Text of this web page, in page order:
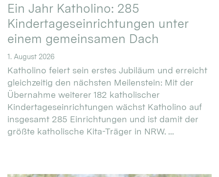
Ein Jahr Katholino: 285
Kindertageseinrichtungen unter
einem gemeinsamen Dach
1. August 2026
Katholino feiert sein erstes Jubiläum und erreicht
gleichzeitig den nächsten Meilenstein: Mit der
Übernahme weiterer 182 katholischer
Kindertageseinrichtungen wächst Katholino auf
insgesamt 285 Einrichtungen und ist damit der
größte katholische Kita-Träger in NRW. ...